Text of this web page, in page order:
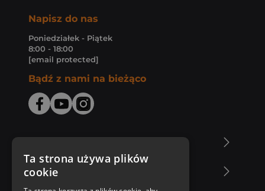
Napisz do nas
Poniedziałek - Piątek
8:00 - 18:00
[email protected]
Bądź z nami na bieżąco
Zakupy u nas
Ta strona używa plików
cookie